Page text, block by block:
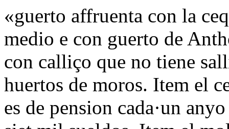
«guerto affruenta con la
medio e con guerto de
con calliço que no tiene
huertos de moros. Item el
es de pension cada·un